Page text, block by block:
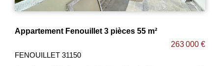
Fenouillet 3 pièces 55 m²